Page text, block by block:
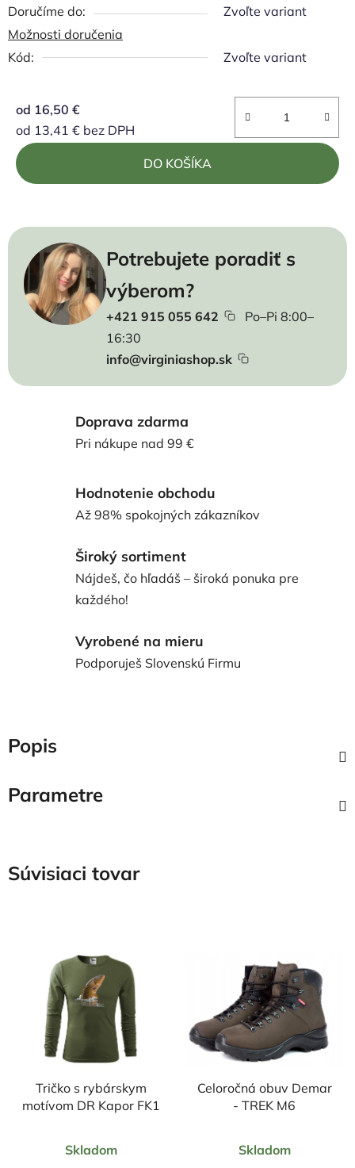
Zvoľte variant
Možnosti doručenia
Kód:
Zvoľte variant
od 16,50 €
od 13,41 € bez DPH
Jednotková cena:
DO KOŠÍKA
Potrebujete poradiť s
výberom?
+421 915 055 642
Po–Pi 8:00–
16:30
info@virginiashop.sk
Doprava zdarma
Pri nákupe nad 99 €
Hodnotenie obchodu
Až 98% spokojných zákazníkov
Široký sortiment
Nájdeš, čo hľadáš – široká ponuka pre
každého!
Vyrobené na mieru
Podporuješ Slovenskú Firmu
Popis
Parametre
Súvisiaci tovar
Tričko s rybárskym
motívom DR Kapor FK1
hodnotenie
Skladom
Celoročná obuv Demar
- TREK M6
hodnotenie
Skladom